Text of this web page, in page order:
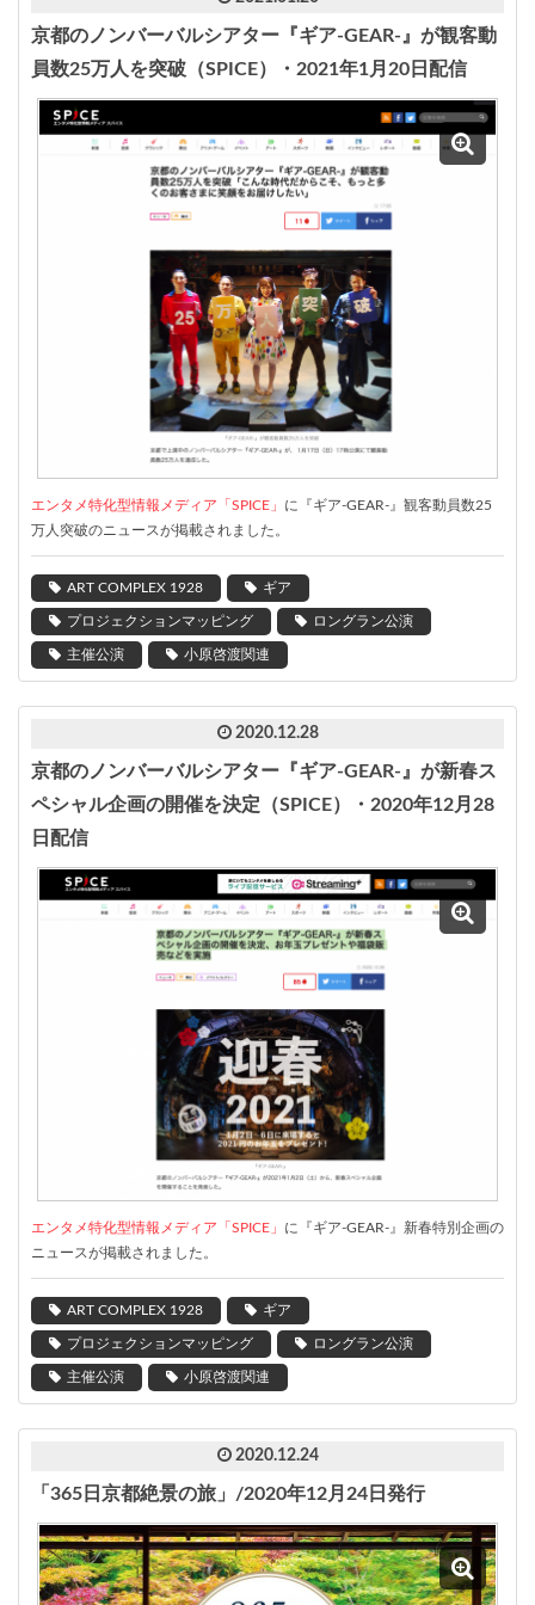
京都のノンバーバルシアター『ギア-GEAR-』が観客動
員数25万人を突破（SPICE）・2021年1月20日配信
エンタメ特化型情報メディア「SPICE」 に『ギア-GEAR-』観客動員数25
万人突破のニュースが掲載されました。
ART COMPLEX 1928 ギア
プロジェクションマッピング ロングラン公演
主催公演 小原啓渡関連
2020.12.28
京都のノンバーバルシアター『ギア-GEAR-』が新春ス
ペシャル企画の開催を決定（SPICE）・2020年12月28
日配信
エンタメ特化型情報メディア「SPICE」 に『ギア-GEAR-』新春特別企画の
ニュースが掲載されました。
ART COMPLEX 1928 ギア
プロジェクションマッピング ロングラン公演
主催公演 小原啓渡関連
2020.12.24
「365日京都絶景の旅」/2020年12月24日発行